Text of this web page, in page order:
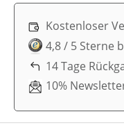
Kostenloser
4,8 / 5 Sterne
14 Tage
10%